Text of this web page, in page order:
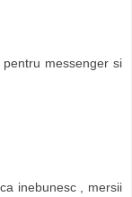
messenger si
inebunesc , mersii